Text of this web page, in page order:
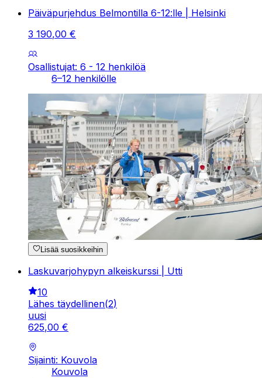
Päiväpurjehdus Belmontilla 6-12:lle | Helsinki
3 190,00 €
Osallistujat: 6 - 12 henkilöä
6–12 henkilölle
Lisää suosikkeihin
Laskuvarjohypyn alkeiskurssi | Utti
10
Lähes täydellinen(2)
uusi
625,00 €
Sijainti: Kouvola
Kouvola